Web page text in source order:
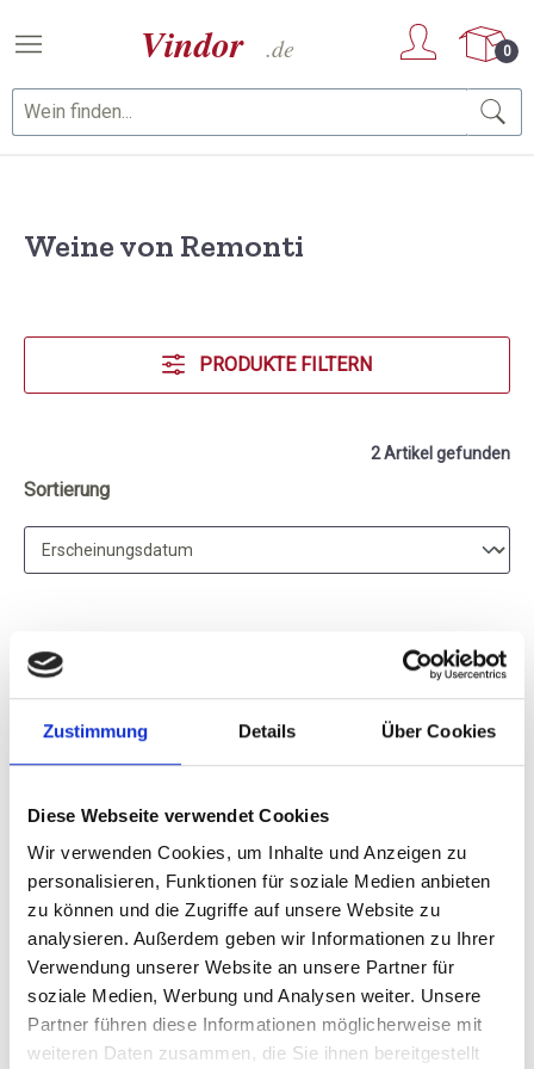
Zustimmung Details Über Cookies
Diese Webseite verwendet Cookies
Wir verwenden Cookies, um Inhalte und Anzeigen zu
personalisieren, Funktionen für soziale Medien anbieten
zu können und die Zugriffe auf unsere Website zu
analysieren. Außerdem geben wir Informationen zu Ihrer
Verwendung unserer Website an unsere Partner für
soziale Medien, Werbung und Analysen weiter. Unsere
Partner führen diese Informationen möglicherweise mit
weiteren Daten zusammen, die Sie ihnen bereitgestellt
Zum Hauptinhalt springen
0
Weine von Remonti
PRODUKTE FILTERN
2 Artikel gefunden
Sortierung
Remonti, Sangiovese,
trocken
Inhalt: 0,75 Liter(9,87 € / 1 Liter)
inkl. MwSt.zzgl. Versandkosten
7,40 €